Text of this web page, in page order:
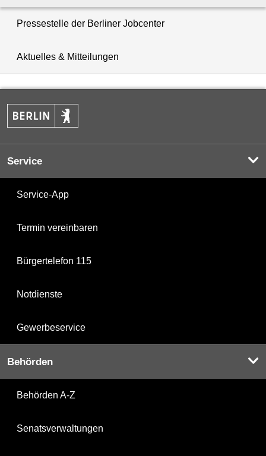
Pressestelle der Berliner Jobcenter
Aktuelles & Mitteilungen
Service
Service-App
Termin vereinbaren
Bürgertelefon 115
Notdienste
Gewerbeservice
Behörden
Behörden A-Z
Senatsverwaltungen